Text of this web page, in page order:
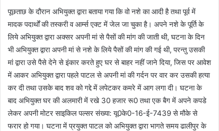
पूछताछ के दौरान अभियुक्त द्वारा बताया गया कि वो नशे का आदी है तथा पूर्व में
मादक पदार्थों की तस्करी व आर्म्स एक्ट में जेल जा चुका है। अपने नशे के पूर्ति के
लिये अभियुक्त द्वारा अक्सर अपनी मां से पैसों की मांग की जाती थी, घटना के दिन
भी अभियुक्त द्वारा अपनी मां से नशे के लिये पैसों की मांग की गई थी, परन्तु उसकी
मां द्वारा उसे पैसे देने से इंकार करते हुए घर से बाहर नहीं जाने दिया, जिस पर आवेश
में आकर अभियुक्त द्वारा पहले पाटल से अपनी मां की गर्दन पर वार कर उसकी हत्या
कर दी तथा उसके बाद शव को गद्दे में लपेटकर कमरे में आग लगा दी। घटना के
बाद अभियुक्त घर की अलमारी में रखे 30 हजार रू0 तथा एक बैग में अपने कपडे
लेकर अपनी मोटर साइकिल पल्सर संख्या: यू0के0-16-ई-7439 से मौके से
फरार हो गया। घटना में प्रयुक्त पाटल को अभियुक्त द्वारा भागते समय ढालीपुर के